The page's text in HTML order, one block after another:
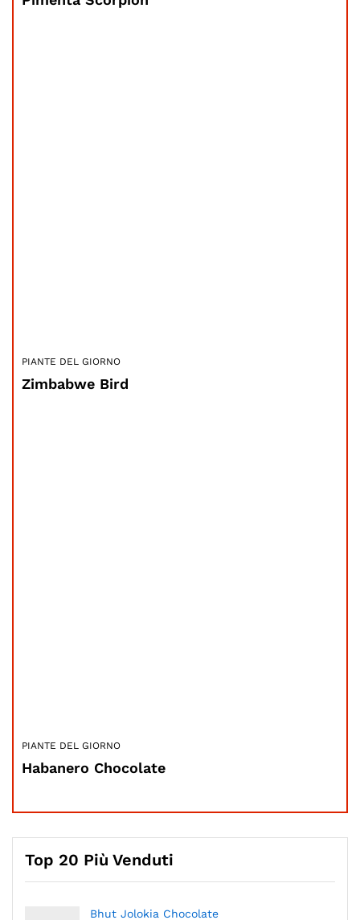
PIANTE DEL GIORNO
Zimbabwe Bird
PIANTE DEL GIORNO
Habanero Chocolate
Top 20 Più Venduti
Bhut Jolokia Chocolate